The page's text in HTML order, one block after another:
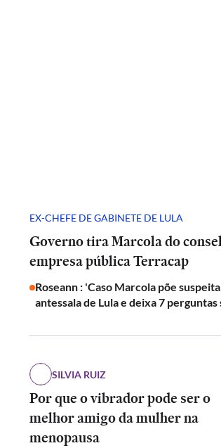
EX-CHEFE DE GABINETE DE LULA
Governo tira Marcola do
empresa pública Terracap
Roseann : 'Caso Marcola põe
antessala de Lula e deixa 7
SILVIA RUIZ
Por que o vibrador pode ser o
melhor amigo da mulher na
menopausa